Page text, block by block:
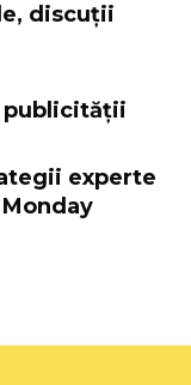
discuții
publicității
experte